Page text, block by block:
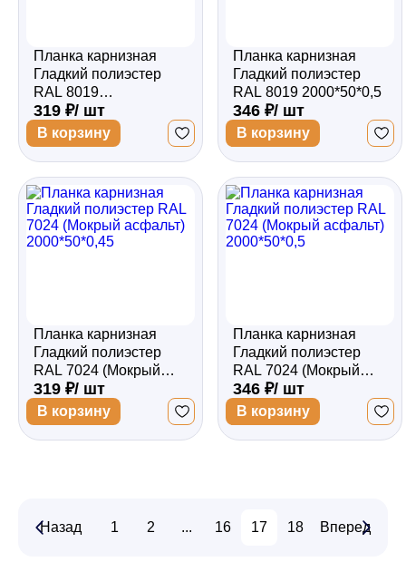
Планка карнизная
Гладкий полиэстер
RAL 8019
2000*50*0,45
319 ₽/ шт
В корзину
Планка карнизная
Гладкий полиэстер
RAL 8019 2000*50*0,5
346 ₽/ шт
В корзину
Планка карнизная
Гладкий полиэстер
RAL 7024 (Мокрый
асфальт) 2000*50*0,45
319 ₽/ шт
В корзину
Планка карнизная
Гладкий полиэстер
RAL 7024 (Мокрый
асфальт) 2000*50*0,5
346 ₽/ шт
В корзину
Назад 1 2 ... 16 17 18 ... 21
Вперед